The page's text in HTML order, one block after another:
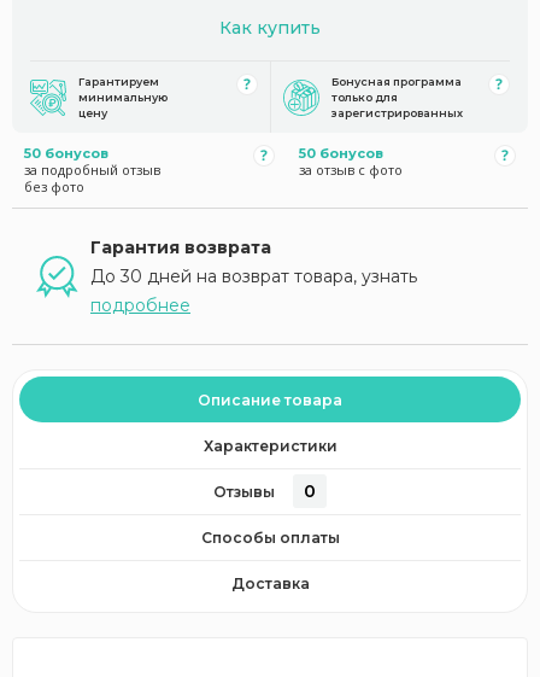
Как купить
Гарантируем
минимальную
цену
Бонусная программа
только для
зарегистрированных
50 бонусов
за подробный отзыв
без фото
50 бонусов
за отзыв с фото
Гарантия возврата
До 30 дней на возврат товара, узнать
подробнее
Описание товара
Характеристики
Отзывы 0
Способы оплаты
Доставка